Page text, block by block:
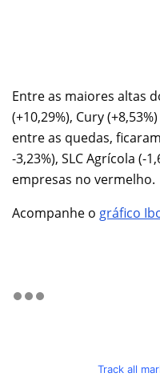
Entre as maiores altas
(+10,29%), Cury
entre as quedas,
-3,23%), SLC Agrícola (-
empresas no vermelho.
Acompanhe o gráfico
Track all